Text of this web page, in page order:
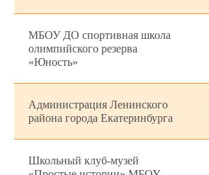
МБОУ ДО спортивная школа
олимпийского резерва
«Юность»
Администрация Ленинского
района города Екатеринбурга
Школьный клуб-музей